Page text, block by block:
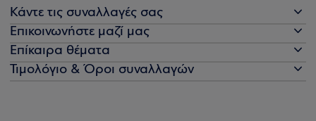
Κάντε τις συναλλαγές σας
Επικοινωνήστε μαζί μας
Επίκαιρα θέματα
Τιμολόγιο & Όροι συναλλαγών